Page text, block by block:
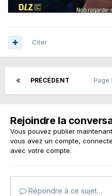
Citer
PRÉCÉDENT Page
Rejoindre la
Vous pouvez publier
vous avez un compte,
avec votre compte.
Répondre à ce sujet…